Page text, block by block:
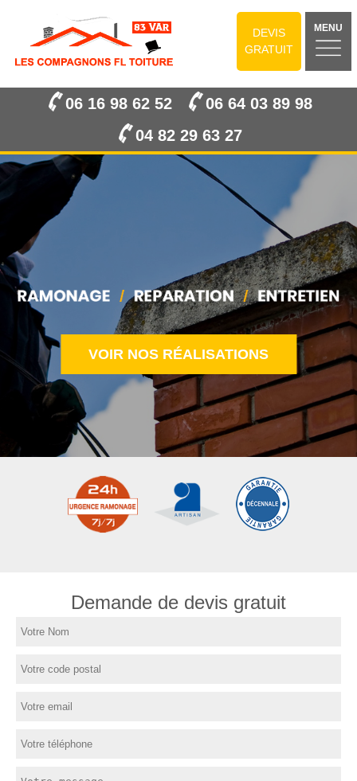
DEVIS
GRATUIT
MENU
06 16 98 62 52
06 64 03 89 98
04 82 29 63 27
VOIR NOS RÉALISATIONS
Demande de devis gratuit